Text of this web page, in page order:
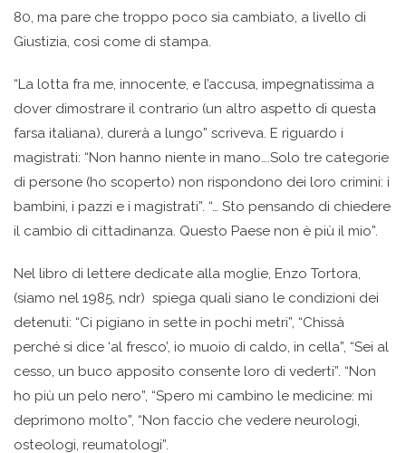
80, ma pare che troppo poco sia cambiato, a livello di
Giustizia, così come di stampa.
“La lotta fra me, innocente, e l’accusa, impegnatissima a
dover dimostrare il contrario (un altro aspetto di questa
farsa italiana), durerà a lungo” scriveva. E riguardo i
magistrati: “Non hanno niente in mano….Solo tre categorie
di persone (ho scoperto) non rispondono dei loro crimini: i
bambini, i pazzi e i magistrati”. “… Sto pensando di chiedere
il cambio di cittadinanza. Questo Paese non è più il mio”.
Nel libro di lettere dedicate alla moglie, Enzo Tortora,
(siamo nel 1985, ndr) spiega quali siano le condizioni dei
detenuti: “Ci pigiano in sette in pochi metri”, “Chissà
perché si dice ‘al fresco’, io muoio di caldo, in cella”, “Sei al
cesso, un buco apposito consente loro di vederti”. “Non
ho più un pelo nero”, “Spero mi cambino le medicine: mi
deprimono molto”, “Non faccio che vedere neurologi,
osteologi, reumatologi”.